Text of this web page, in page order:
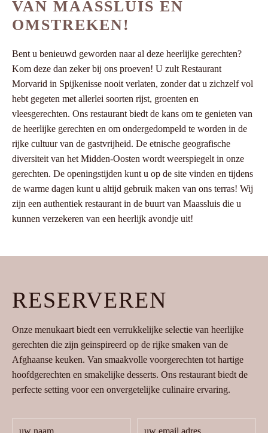
VAN MAASSLUIS EN
OMSTREKEN!
Bent u benieuwd geworden naar al deze heerlijke gerechten?
Kom deze dan zeker bij ons proeven! U zult Restaurant
Morvarid in Spijkenisse nooit verlaten, zonder dat u zichzelf vol
hebt gegeten met allerlei soorten rijst, groenten en
vleesgerechten. Ons restaurant biedt de kans om te genieten van
de heerlijke gerechten en om ondergedompeld te worden in de
rijke cultuur van de gastvrijheid. De etnische geografische
diversiteit van het Midden-Oosten wordt weerspiegelt in onze
gerechten. De openingstijden kunt u op de site vinden en tijdens
de warme dagen kunt u altijd gebruik maken van ons terras! Wij
zijn een authentiek restaurant in de buurt van Maassluis die u
kunnen verzekeren van een heerlijk avondje uit!
RESERVEREN
Onze menukaart biedt een verrukkelijke selectie van heerlijke
gerechten die zijn geinspireerd op de rijke smaken van de
Afghaanse keuken. Van smaakvolle voorgerechten tot hartige
hoofdgerechten en smakelijke desserts. Ons restaurant biedt de
perfecte setting voor een onvergetelijke culinaire ervaring.